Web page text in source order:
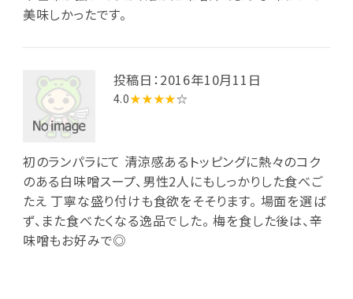
美味しかったです。
投稿日：2016年10月11日
4.0★★★★☆
初のランパラにて 清涼感あるトッピングに熱々のコク
のある白味噌スープ、男性2人にもしっかりした食べご
たえ 丁寧な盛り付けも食欲をそそります。 場面を選ば
ず、また食べたくなる逸品でした。 梅を食した後は、辛
味噌もお好みで◎